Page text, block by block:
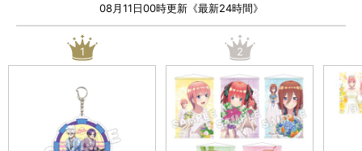
08月11日00時更新《最新24時間》
1 2